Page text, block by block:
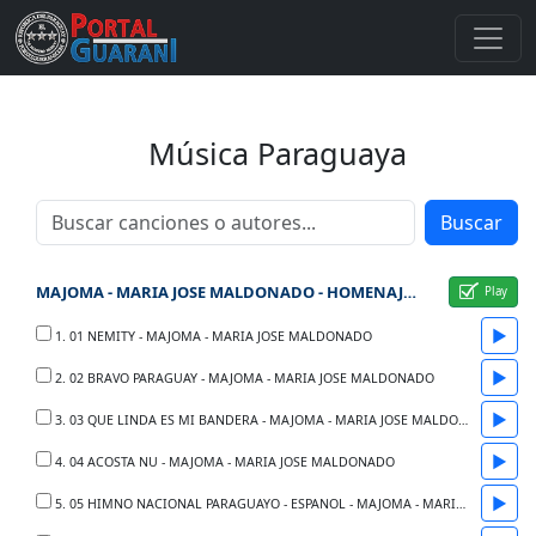
Música Paraguaya
Buscar
MAJOMA - MARIA JOSE MALDONADO - HOMENAJE A LA PATRIA
1. 01 NEMITY - MAJOMA - MARIA JOSE MALDONADO ▶
2. 02 BRAVO PARAGUAY - MAJOMA - MARIA JOSE MALDONADO ▶
3. 03 QUE LINDA ES MI BANDERA - MAJOMA - MARIA JOSE MALDONADO ▶
4. 04 ACOSTA NU - MAJOMA - MARIA JOSE MALDONADO ▶
5. 05 HIMNO NACIONAL PARAGUAYO - ESPANOL - MAJOMA - MARIA JOSE MALDONADO ▶